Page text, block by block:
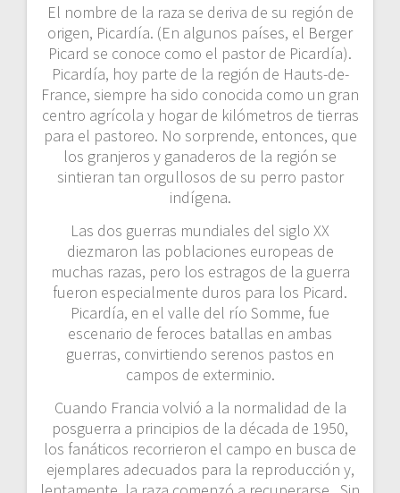
El nombre de la raza se deriva de su región de
origen, Picardía. (En algunos países, el Berger
Picard se conoce como el pastor de Picardía).
Picardía, hoy parte de la región de Hauts-de-
France, siempre ha sido conocida como un gran
centro agrícola y hogar de kilómetros de tierras
para el pastoreo. No sorprende, entonces, que
los granjeros y ganaderos de la región se
sintieran tan orgullosos de su perro pastor
indígena.
Las dos guerras mundiales del siglo XX
diezmaron las poblaciones europeas de
muchas razas, pero los estragos de la guerra
fueron especialmente duros para los Picard.
Picardía, en el valle del río Somme, fue
escenario de feroces batallas en ambas
guerras, convirtiendo serenos pastos en
campos de exterminio.
Cuando Francia volvió a la normalidad de la
posguerra a principios de la década de 1950,
los fanáticos recorrieron el campo en busca de
ejemplares adecuados para la reproducción y,